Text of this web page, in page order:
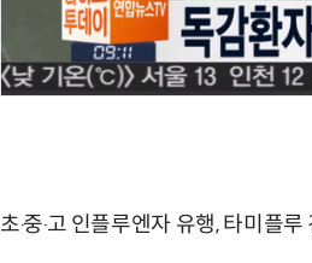
초‧중‧고 인플루엔자 유행, 타미플